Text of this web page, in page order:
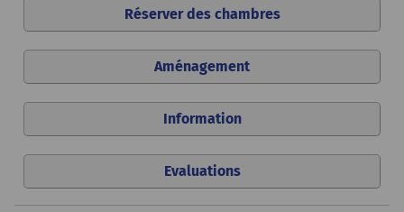
Réserver des chambres
Aménagement
Information
Evaluations